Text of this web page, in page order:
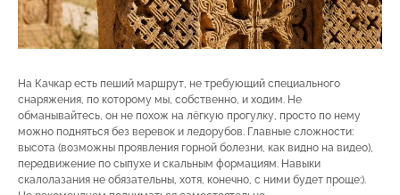
На Качкар есть пеший маршрут, не требующий специального
снаряжения, по которому мы, собственно, и ходим. Не
обманывайтесь, он не похож на лёгкую прогулку, просто по нему
можно подняться без веревок и ледорубов. Главные сложности:
высота (возможны проявления горной болезни, как видно на видео),
передвижение по сыпухе и скальным формациям. Навыки
скалолазания не обязательны, хотя, конечно, с ними будет проще:).